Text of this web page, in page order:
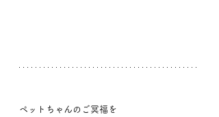
ペットちゃんのご冥福を